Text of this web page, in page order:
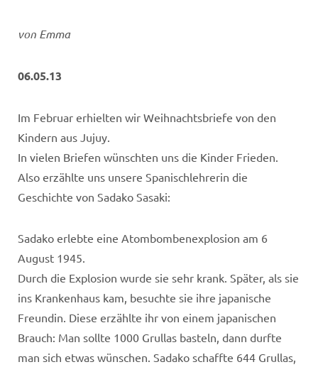
von Emma
06.05.13
Im Februar erhielten wir Weihnachtsbriefe von den
Kindern aus Jujuy.
In vielen Briefen wünschten uns die Kinder Frieden.
Also erzählte uns unsere Spanischlehrerin die
Geschichte von Sadako Sasaki:
Sadako erlebte eine Atombombenexplosion am 6
August 1945.
Durch die Explosion wurde sie sehr krank. Später, als sie
ins Krankenhaus kam, besuchte sie ihre japanische
Freundin. Diese erzählte ihr von einem japanischen
Brauch: Man sollte 1000 Grullas basteln, dann durfte
man sich etwas wünschen. Sadako schaffte 644 Grullas,